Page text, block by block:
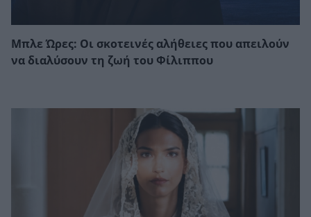
Μπλε Ώρες: Οι σκοτεινές αλήθειες που απειλούν
να διαλύσουν τη ζωή του Φίλιππου